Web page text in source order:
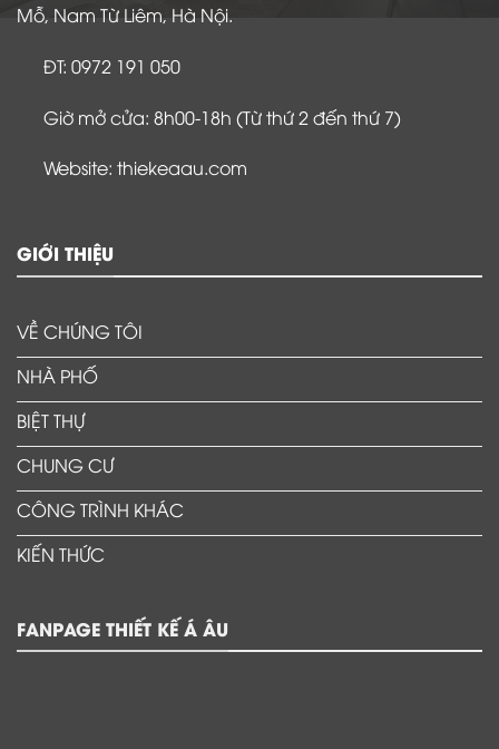
Mỗ, Nam Từ Liêm, Hà Nội.
ĐT: 0972 191 050
Giờ mở cửa: 8h00-18h (Từ thứ 2 đến thứ 7)
Website: thiekeaau.com
GIỚI THIỆU
VỀ CHÚNG TÔI
NHÀ PHỐ
BIỆT THỰ
CHUNG CƯ
CÔNG TRÌNH KHÁC
KIẾN THỨC
FANPAGE THIẾT KẾ Á ÂU